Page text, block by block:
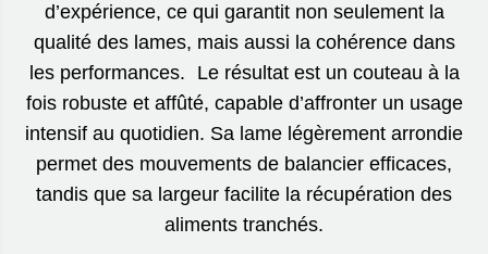
d’expérience, ce qui garantit non seulement la
qualité des lames, mais aussi la cohérence dans
les performances. Le résultat est un couteau à la
fois robuste et affûté, capable d’affronter un usage
intensif au quotidien. Sa lame légèrement arrondie
permet des mouvements de balancier efficaces,
tandis que sa largeur facilite la récupération des
aliments tranchés.